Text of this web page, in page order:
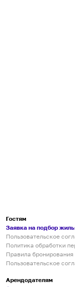
Гостям
Заявка на подбор
Пользовательское
Политика обработки
Правила бронирования
Пользовательское
Арендодателям